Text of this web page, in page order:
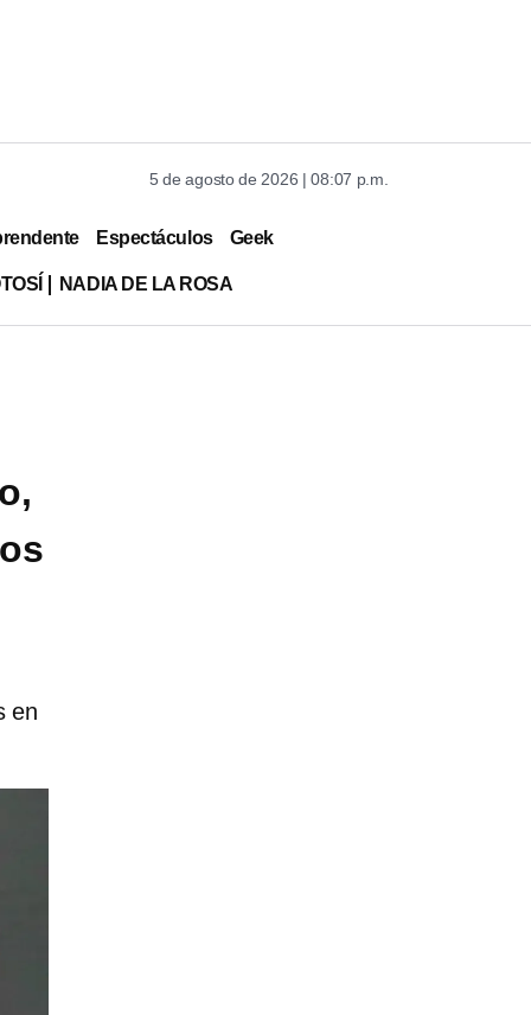
5 de agosto de 2026 | 08:07 p.m.
Espectáculos Geek
NADIA DE LA ROSA
en